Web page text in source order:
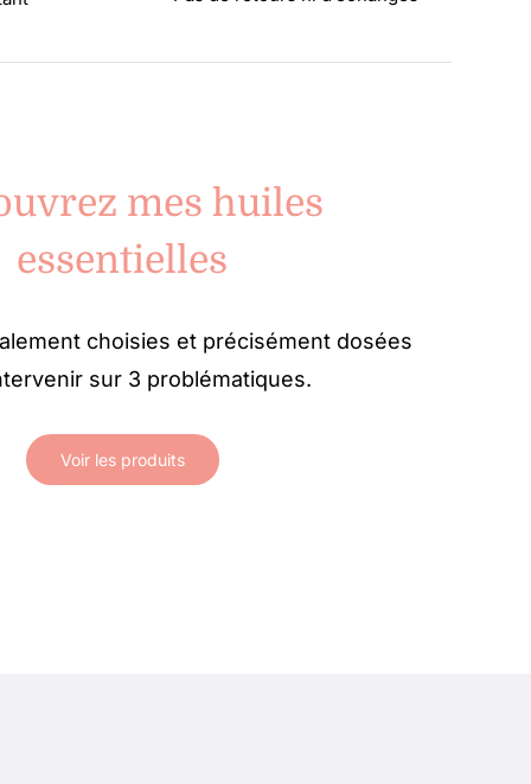
mes huiles
essentielles
choisies et précisément dosées
sur 3 problématiques.
Voir les produits